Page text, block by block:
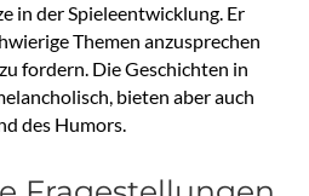
in der Spieleentwicklung. Er
Themen anzusprechen
fordern. Die Geschichten in
bieten aber auch
des Humors.